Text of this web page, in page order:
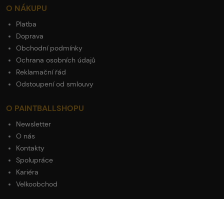
O NÁKUPU
Platba
Doprava
Obchodní podmínky
Ochrana osobních údajů
Reklamační řád
Odstoupení od smlouvy
O PAINTBALLSHOPU
Newsletter
O nás
Kontakty
Spolupráce
Kariéra
Velkoobchod